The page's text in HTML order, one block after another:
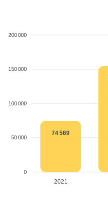
200 000
150 000
100 000
50 000
0
74 569
2021